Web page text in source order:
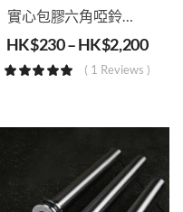
實心包膠六角啞鈴（可選2.5-50kg, 一對發售）
HK$230–HK$2,200
( 1 Reviews )